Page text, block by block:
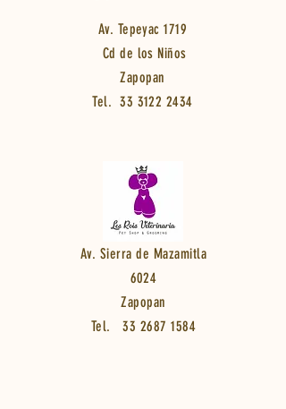
Av. Tepeyac 1719
Cd de los Niños
Zapopan
Tel.33 3122 2434
Av. Sierra de Mazamitla
6024
Zapopan
Tel.33 2687 1584